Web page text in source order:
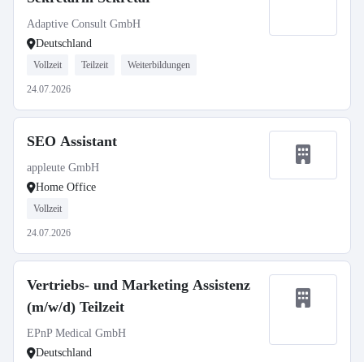
Adaptive Consult GmbH
Deutschland
Vollzeit Teilzeit Weiterbildungen
24.07.2026
SEO Assistant
appleute GmbH
Home Office
Vollzeit
24.07.2026
Vertriebs- und Marketing Assistenz
(m/w/d) Teilzeit
EPnP Medical GmbH
Deutschland